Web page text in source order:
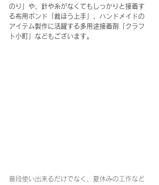
のり」や、針や糸がなくてもしっかりと接着す
る布用ボンド「裁ほう上手」、ハンドメイドの
アイテム製作に活躍する多用途接着剤「クラフ
ト小町」などもございます。
普段使い出来るだけでなく、夏休みの工作など